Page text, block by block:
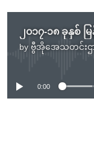
by ဗွီအိုအေသတင်းဌ
No
0:00